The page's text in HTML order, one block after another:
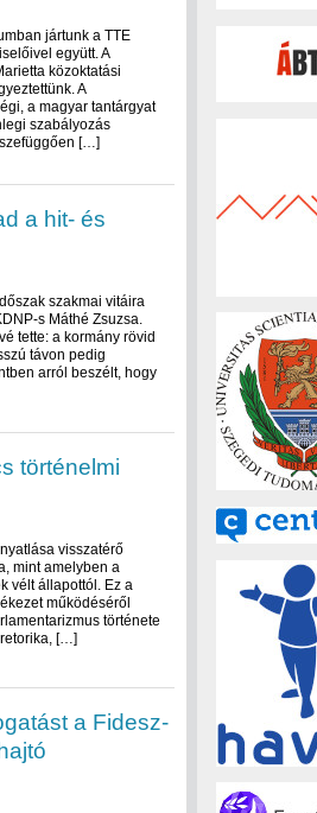
jártunk a TTE
együtt. A
közoktatási
A
a magyar tantárgyat
szabályozás
[…]
a hit- és
szakmai vitáira
s Máthé Zsuzsa.
tette: a kormány rövid
távon pedig
arról beszélt, hogy
történelmi
visszatérő
mint amelyben a
vélt állapottól. Ez a
működéséről
története
retorika, […]
a Fidesz-